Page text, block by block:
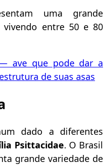
uma grande
vivendo entre 50 e 80
ave que pode dar a
de suas asas
dado a diferentes
Psittacidae. O Brasil
grande variedade de